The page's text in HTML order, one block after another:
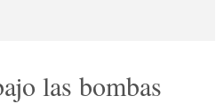
las bombas